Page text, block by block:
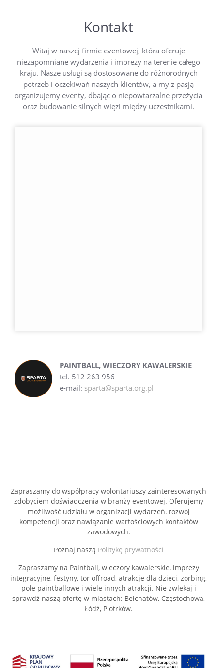
Kontakt
Witaj w naszej firmie eventowej, która oferuje
niezapomniane wydarzenia i imprezy na terenie całego
kraju. Nasze usługi są dostosowane do różnorodnych
potrzeb i oczekiwań naszych klientów, a my z pasją
organizujemy eventy, dbając o niepowtarzalne przeżycia
oraz budowanie silnych więzi między uczestnikami.
PAINTBALL, WIECZORY KAWALERSKIE
tel. 512 263 956
e-mail: sparta@sparta.org.pl
Zapraszamy do współpracy wolontariuszy zainteresowanych
zdobyciem doświadczenia w branży eventowej. Oferujemy
możliwość udziału w organizacji wydarzeń, rozwój
kompetencji oraz nawiązanie wartościowych kontaktów
zawodowych.
Poznaj naszą Politykę prywatności
Zapraszamy na Paintball, wieczory kawalerskie, imprezy
integracyjne, festyny, tor offroad, atrakcje dla dzieci, zorbing,
pole paintballowe i wiele innych atrakcji. Nie zwlekaj i
sprawdź naszą ofertę w miastach: Bełchatów, Częstochowa,
Łódź, Piotrków.